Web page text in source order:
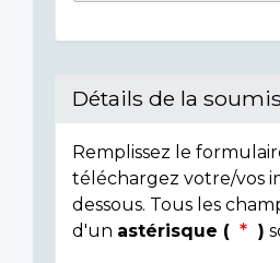
Détails de la
Remplissez le
téléchargez votre/vos
dessous. Tous les
d'un astérisque ( )